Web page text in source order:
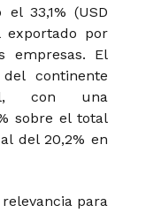
33,1% (USD
exportado por
empresas. El
continente
con una
sobre el total
del 20,2% en
para